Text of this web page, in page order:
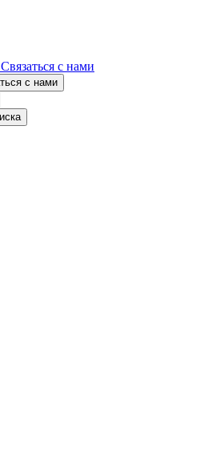
Связаться с нами